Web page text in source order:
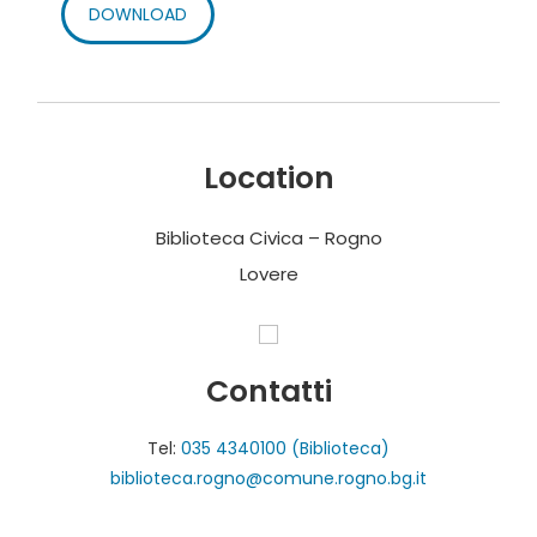
DOWNLOAD
Location
Biblioteca Civica – Rogno
Lovere
Contatti
Tel: 035 4340100 (Biblioteca)
biblioteca.rogno@comune.rogno.bg.it